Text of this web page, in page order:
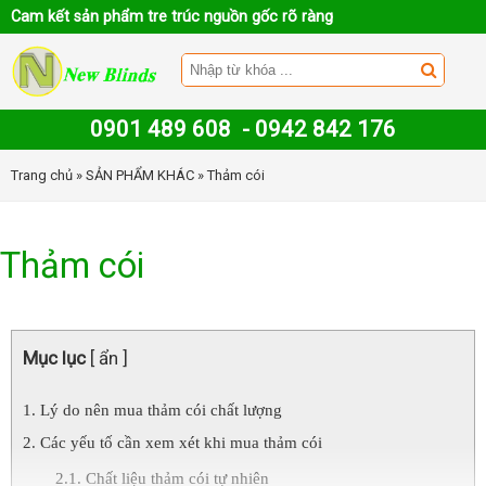
Cam kết sản phẩm tre trúc nguồn gốc rõ ràng
0901 489 608 - 0942 842 176
Trang chủ » SẢN PHẨM KHÁC » Thảm cói
Thảm cói
Mục lục [ ẩn ]
Lý do nên mua thảm cói chất lượng
Các yếu tố cần xem xét khi mua thảm cói
Chất liệu thảm cói tự nhiên